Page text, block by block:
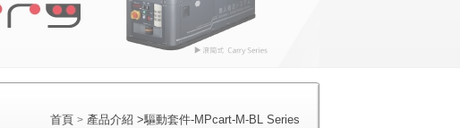
首頁 > 產品介紹 >驅動套件-MPcart-M-BL Series